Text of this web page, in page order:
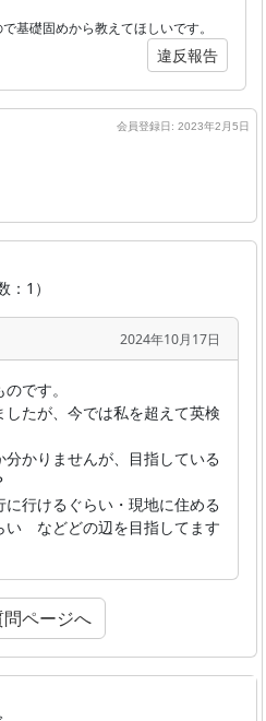
基礎固めから教えてほしいです。
違反報告
会員登録日: 2023年2月5日
：1）
2024年10月17日
です。
たが、今では私を超えて英検
かりませんが、目指している
行けるぐらい・現地に住める
い などどの辺を目指してます
ページへ